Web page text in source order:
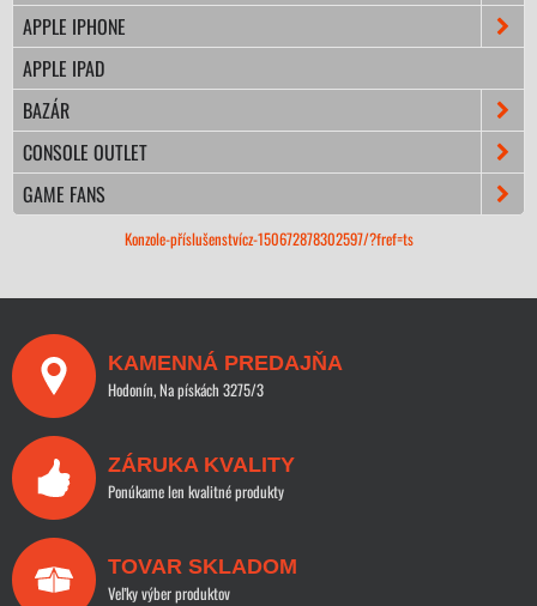
APPLE IPHONE
APPLE IPAD
BAZÁR
CONSOLE OUTLET
GAME FANS
Konzole-příslušenstvícz-150672878302597/?fref=ts
KAMENNÁ PREDAJŇA
Hodonín, Na pískách 3275/3
ZÁRUKA KVALITY
Ponúkame len kvalitné produkty
TOVAR SKLADOM
Veľky výber produktov